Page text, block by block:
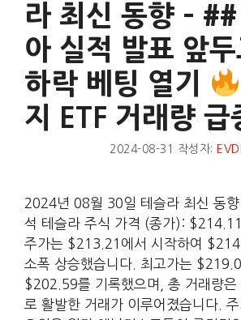
라 최신 동향 – ##
아 실적 발표 앞
하락 베팅 열기
지 ETF 거래량 급
2024-08-31 작성자:
2024년 08월 30일 테슬라 최신 동
석 테슬라 주식 가격 (종가):
주가는 $213.21에서 시작하여
소폭 상승했습니다. 최고가는
$202.59를 기록했으며, 총 거래량
로 활발한 거래가 이루어졌습니다.